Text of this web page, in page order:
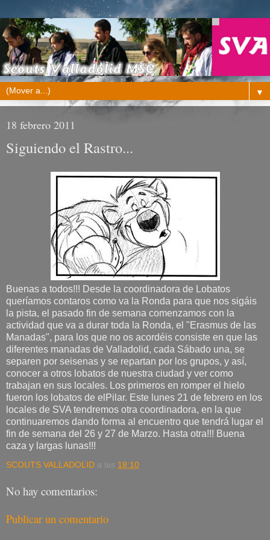
▼
18 febrero 2011
Siguiendo el Rastro...
Buenas a todos!!! Desde la coordinadora de Lobatos
queríamos contaros como va la Ronda para que nos sigáis
la pista, el pasado fin de semana comenzamos con la
actividad que va a durar toda la Ronda, el "Erasmus de las
Manadas", para los que no os acordéis consiste en que las
diferentes manadas de Valladolid, cada Sábado una, se
separen por seisenas y se repartan por los grupos, y así,
conocer a otros lobatos de nuestra ciudad y ver como
trabajan en sus locales. Los primeros en romper el hielo
fueron los lobatos de elPilar. Este lunes 21 de febrero en los
locales de SVA tendremos otra coordinadora, en la que
continuaremos dando forma al encuentro que tendrá lugar el
fin de semana del 26 y 27 de Marzo. Hasta otra!!! Buena
caza y largas lunas!!!
SCOUTS VALLADOLID a las 18:10
No hay comentarios:
Publicar un comentario